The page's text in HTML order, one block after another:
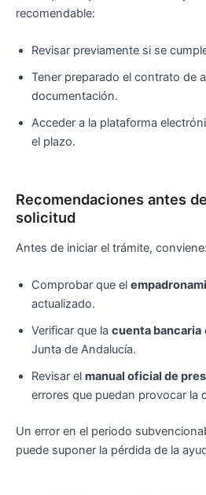
recomendable:
Revisar previamente si se
Tener preparado el contrato de
documentación.
Acceder a la plataforma
el plazo.
Recomendaciones antes
solicitud
Antes de iniciar el trámite, conviene:
Comprobar que el
actualizado.
Verificar que la cuenta bancaria
Junta de Andalucía.
Revisar el manual oficial de
errores que puedan provocar la
Un error en el periodo
puede suponer la pérdida de la